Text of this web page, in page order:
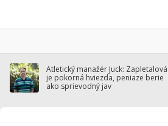
Atletický manažér Juck: Zapletalová
je pokorná hviezda, peniaze berie
ako sprievodný jav